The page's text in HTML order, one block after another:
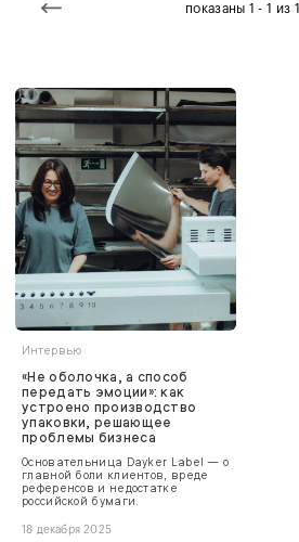
показаны 1 - 1 из 1
Интервью
«Не оболочка, а способ
передать эмоции»: как
устроено производство
упаковки, решающее
проблемы бизнеса
Основательница Dayker Label — о
главной боли клиентов, вреде
референсов и недостатке
российской бумаги.
18 декабря 2025